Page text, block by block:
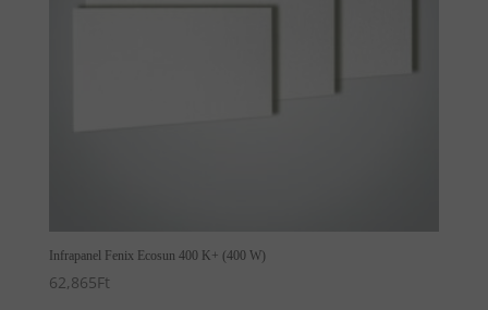
Infrapanel Fenix Ecosun 400 K+ (400 W)
62,865Ft